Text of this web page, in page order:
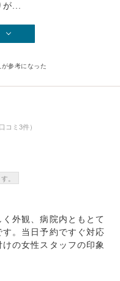
...
が参考になった
コミ3件）
。
外観、病院内ともとて
。当日予約ですぐ対応
の女性スタッフの印象